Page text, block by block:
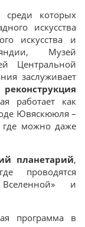
среди которых
искусства
искусства и
Музей
Центральной
заслуживает
реконструкция
работает как
Ювяскююля –
где можно даже
планетарий,
проводятся
и
программа в